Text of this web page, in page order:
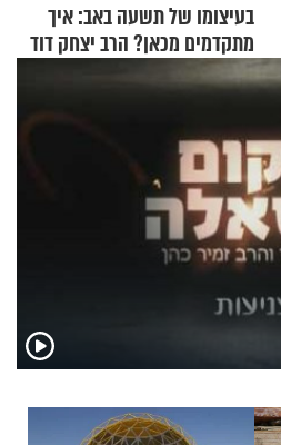
בעיצומו של תשעה באב: איך
מתקדמים מכאן? הרב יצחק דוד
גרוסמן בשיחה מיוחדת